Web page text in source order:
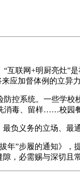
网+明厨亮灶”是
应加督体例的立异
系统。一些学校
毒、留样……校园
义务的立场、最通
步履的通知》，
，必需赐与深切且